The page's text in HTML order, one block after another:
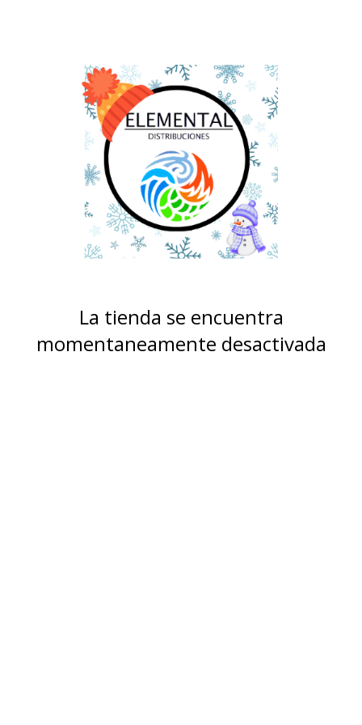
La tienda se encuentra
momentaneamente desactivada